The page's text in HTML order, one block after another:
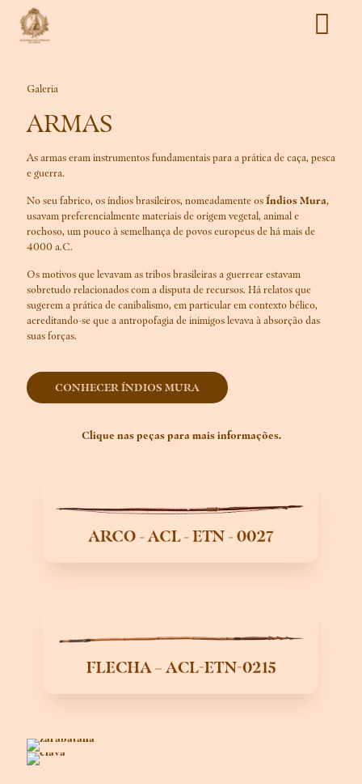
Galeria
ARMAS
As armas eram instrumentos fundamentais para a prática de caça, pesca
e guerra.
No seu fabrico, os índios brasileiros, nomeadamente osÍndios Mura,
usavam preferencialmente materiais de origem vegetal, animal e
rochoso, um pouco à semelhança de povos europeus de há mais de
4000 a.C.
Os motivos que levavam as tribos brasileiras a guerrear estavam
sobretudo relacionados com a disputa de recursos. Há relatos que
sugerem a prática de canibalismo, em particular em contexto bélico,
acreditando-se que a antropofagia de inimigos levava à absorção das
suas forças.
CONHECER ÍNDIOS MURA
Clique nas peças para mais informações.